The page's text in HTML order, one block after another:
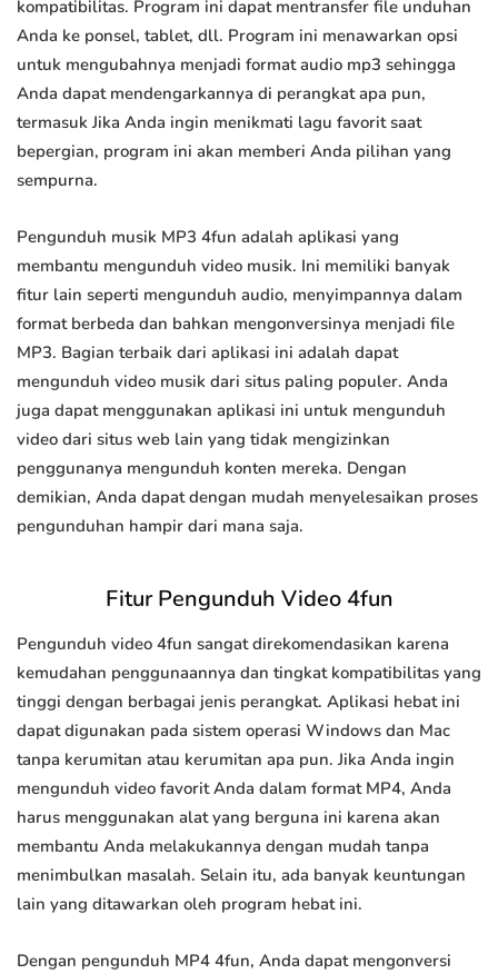
kompatibilitas. Program ini dapat mentransfer file unduhan
Anda ke ponsel, tablet, dll. Program ini menawarkan opsi
untuk mengubahnya menjadi format audio mp3 sehingga
Anda dapat mendengarkannya di perangkat apa pun,
termasuk Jika Anda ingin menikmati lagu favorit saat
bepergian, program ini akan memberi Anda pilihan yang
sempurna.
Pengunduh musik MP3 4fun adalah aplikasi yang
membantu mengunduh video musik. Ini memiliki banyak
fitur lain seperti mengunduh audio, menyimpannya dalam
format berbeda dan bahkan mengonversinya menjadi file
MP3. Bagian terbaik dari aplikasi ini adalah dapat
mengunduh video musik dari situs paling populer. Anda
juga dapat menggunakan aplikasi ini untuk mengunduh
video dari situs web lain yang tidak mengizinkan
penggunanya mengunduh konten mereka. Dengan
demikian, Anda dapat dengan mudah menyelesaikan proses
pengunduhan hampir dari mana saja.
Fitur Pengunduh Video 4fun
Pengunduh video 4fun sangat direkomendasikan karena
kemudahan penggunaannya dan tingkat kompatibilitas yang
tinggi dengan berbagai jenis perangkat. Aplikasi hebat ini
dapat digunakan pada sistem operasi Windows dan Mac
tanpa kerumitan atau kerumitan apa pun. Jika Anda ingin
mengunduh video favorit Anda dalam format MP4, Anda
harus menggunakan alat yang berguna ini karena akan
membantu Anda melakukannya dengan mudah tanpa
menimbulkan masalah. Selain itu, ada banyak keuntungan
lain yang ditawarkan oleh program hebat ini.
Dengan pengunduh MP4 4fun, Anda dapat mengonversi